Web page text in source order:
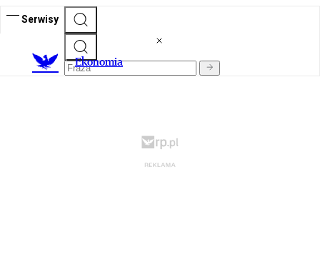
Serwisy
Ekonomia